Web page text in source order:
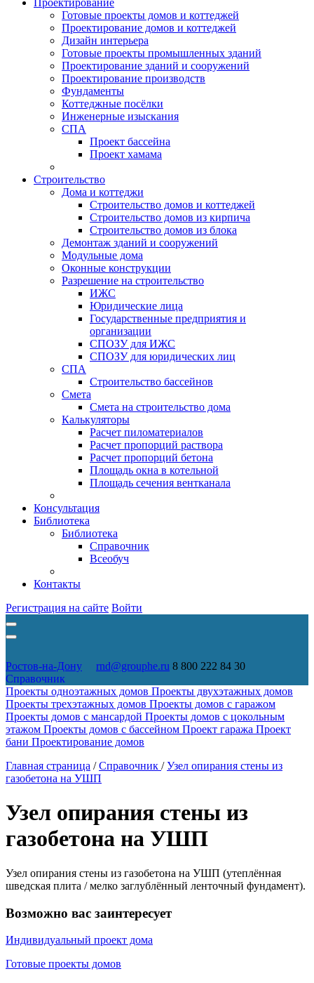
Проектирование
Готовые проекты домов и коттеджей
Проектирование домов и коттеджей
Дизайн интерьера
Готовые проекты промышленных зданий
Проектирование зданий и сооружений
Проектирование производств
Фундаменты
Коттеджные посёлки
Инженерные изыскания
СПА
Проект бассейна
Проект хамама
Строительство
Дома и коттеджи
Строительство домов и коттеджей
Строительство домов из кирпича
Строительство домов из блока
Демонтаж зданий и сооружений
Модульные дома
Оконные конструкции
Разрешение на строительство
ИЖС
Юридические лица
Государственные предприятия и
организации
СПОЗУ для ИЖС
СПОЗУ для юридических лиц
СПА
Строительство бассейнов
Смета
Смета на строительство дома
Калькуляторы
Расчет пиломатериалов
Расчет пропорций раствора
Расчет пропорций бетона
Площадь окна в котельной
Площадь сечения вентканала
Консультация
Библиотека
Библиотека
Справочник
Всеобуч
Контакты
Регистрация на сайте Войти
Ростов-на-Дону rnd@grouphe.ru 8 800 222 84 30
Справочник
Проекты одноэтажных домов Проекты двухэтажных домов
Проекты трехэтажных домов Проекты домов с гаражом
Проекты домов с мансардой Проекты домов с цокольным
этажом Проекты домов с бассейном Проект гаража Проект
бани Проектирование домов
Главная страница / Справочник / Узел опирания стены из
газобетона на УШП
Узел опирания стены из
газобетона на УШП
Узел опирания стены из газобетона на УШП (утеплённая
шведская плита / мелко заглублённый ленточный фундамент).
Возможно вас заинтересует
Индивидуальный проект дома
Готовые проекты домов